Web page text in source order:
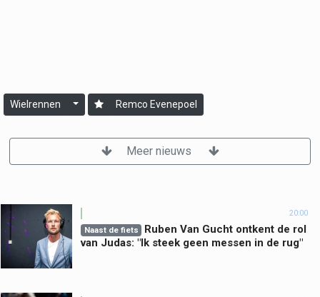
Wielrennen Remco Evenepoel
Meer nieuws
20:00
Naast de fiets
Ruben Van Gucht ontkent de rol
van Judas: "Ik steek geen messen in de rug"